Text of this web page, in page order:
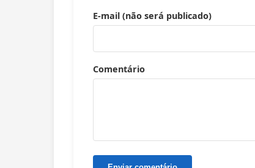
E-mail (não será publicado)
Comentário